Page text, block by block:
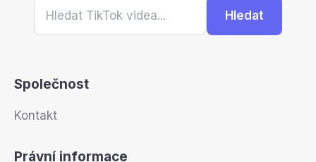
Hledat
Společnost
Kontakt
Právní informace